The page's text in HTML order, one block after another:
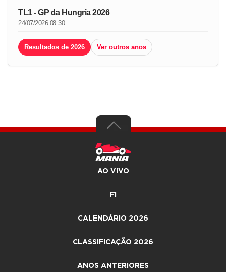
TL1 - GP da Hungria 2026
24/07/2026 08:30
Resultados de 2026 Ver outros anos
AO VIVO
F1
CALENDÁRIO 2026
CLASSIFICAÇÃO 2026
ANOS ANTERIORES